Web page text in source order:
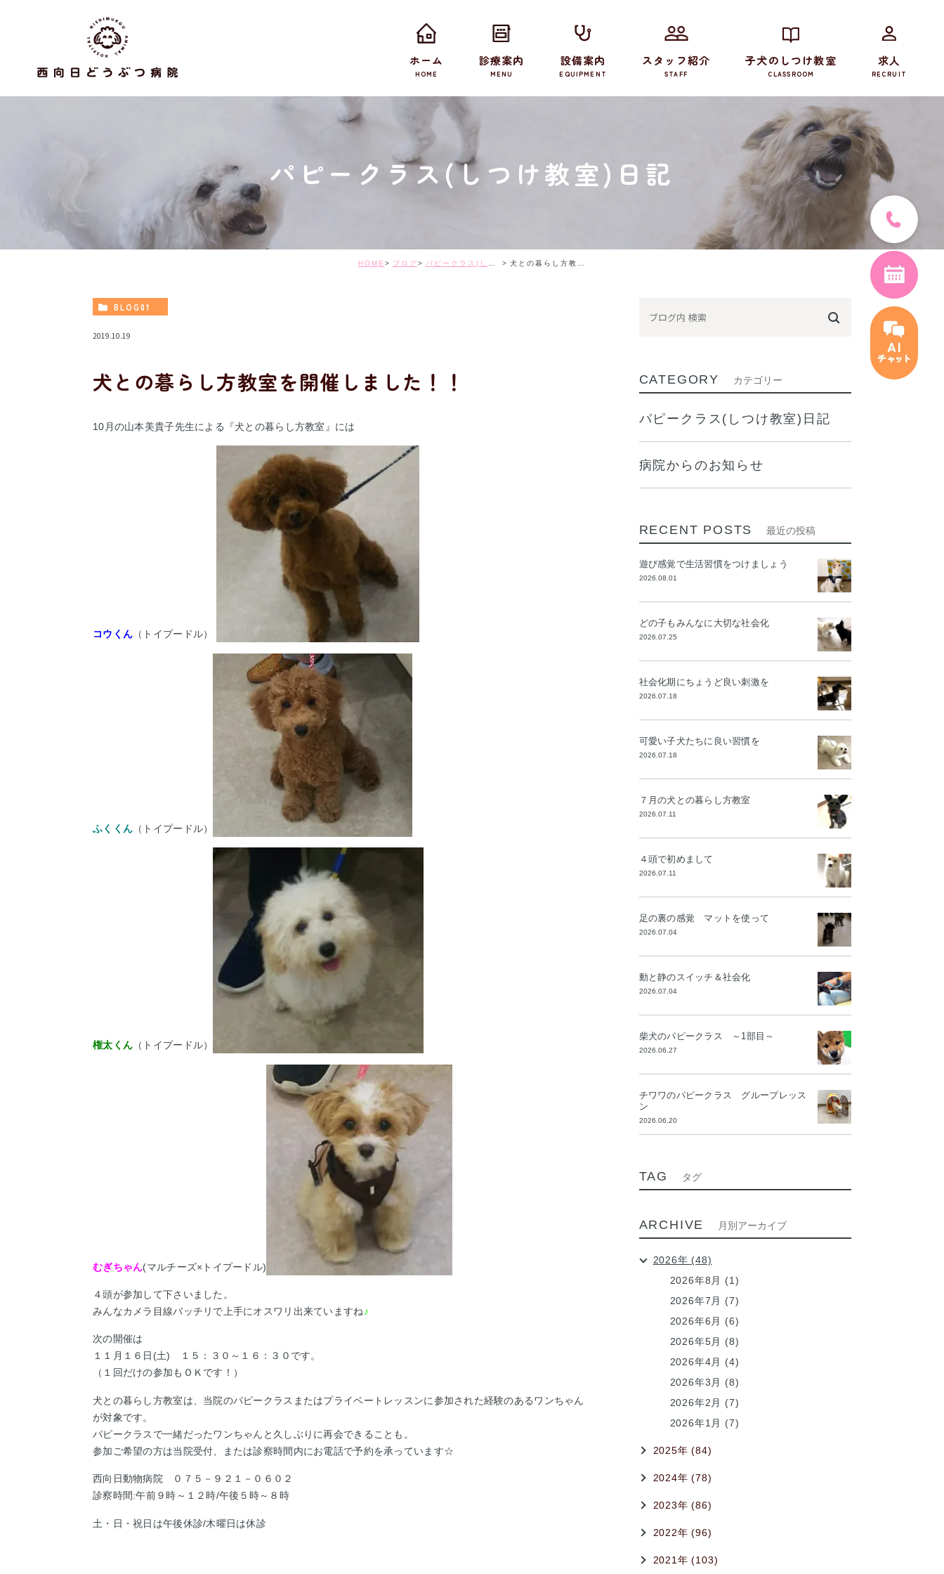
ホーム
HOME
診療案内
MENU
設備案内
EQUIPMENT
スタッフ紹介
STAFF
子犬のしつけ教室
CLASSROOM
求人
RECRUIT
パピークラス(しつけ教室)日記
HOME ブログ パピークラス(しつけ教室)日記 犬との暮らし方教室を開催しました！！
BLOG01
2019.10.19
犬との暮らし方教室を開催しました！！
10月の山本美貴子先生による『犬との暮らし方教室』には
コウくん （トイプードル）
ふくくん （トイプードル）
権太くん （トイプードル）
むぎちゃん(マルチーズ×トイプードル)
４頭が参加して下さいました。
みんなカメラ目線バッチリで上手にオスワリ出来ていますね♪
次の開催は
１１月１６日(土)
１５：３０～１６：３０です。
（１回だけの参加もＯＫです！）
犬との暮らし方教室は、当院のパピークラスまたはプライベートレッスンに参加された経験のあるワンちゃん
が対象です。
パピークラスで一緒だったワンちゃんと久しぶりに再会できることも。
参加ご希望の方は当院受付、または診察時間内にお電話で予約を承っています☆
西向日動物病院 ０７５－９２１－０６０２
診察時間:午前９時～１２時/午後５時～８時
土・日・祝日は午後休診/木曜日は休診
CATEGORY カテゴリー
パピークラス(しつけ教室)日記
病院からのお知らせ
RECENT POSTS 最近の投稿
遊び感覚で生活習慣をつけましょう
2026.08.01
どの子もみんなに大切な社会化
2026.07.25
社会化期にちょうど良い刺激を
2026.07.18
可愛い子犬たちに良い習慣を
2026.07.18
７月の犬との暮らし方教室
2026.07.11
４頭で初めまして
2026.07.11
足の裏の感覚 マットを使って
2026.07.04
動と静のスイッチ＆社会化
2026.07.04
柴犬のパピークラス ～1部目～
2026.06.27
チワワのパピークラス グループレッス
ン
2026.06.20
TAG タグ
ARCHIVE 月別アーカイブ
2026年 (48)
2026年8月 (1)
2026年7月 (7)
2026年6月 (6)
2026年5月 (8)
2026年4月 (4)
2026年3月 (8)
2026年2月 (7)
2026年1月 (7)
2025年 (84)
2024年 (78)
2023年 (86)
2022年 (96)
2021年 (103)